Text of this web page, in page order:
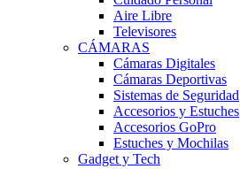
Aire Libre
Televisores
CÁMARAS
Cámaras Digitales
Cámaras Deportivas
Sistemas de Seguridad
Accesorios y Estuches
Accesorios GoPro
Estuches y Mochilas
Gadget y Tech